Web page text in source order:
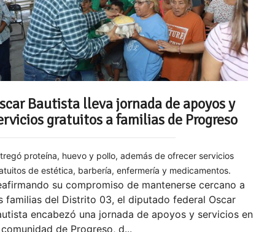
Bautista lleva jornada de apoyos y
gratuitos a familias de Progreso
proteína, huevo y pollo, además de ofrecer servicios
de estética, barbería, enfermería y medicamentos.
su compromiso de mantenerse cercano a
familias del Distrito 03, el diputado federal Oscar
encabezó una jornada de apoyos y servicios en
de Progreso, d...